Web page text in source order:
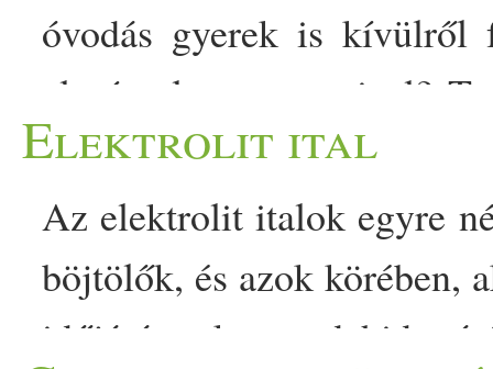
óvodás gyerek is
alapízzel, az umamival?
ázsiai étteremben,
hasonlítható ízzel. De
gasztronómiai utazás
post Veszélyes lehet? A
Elektrolit ital
Az elektrolit italok egyre
böjtölők, és azok körében,
időjárás okozta